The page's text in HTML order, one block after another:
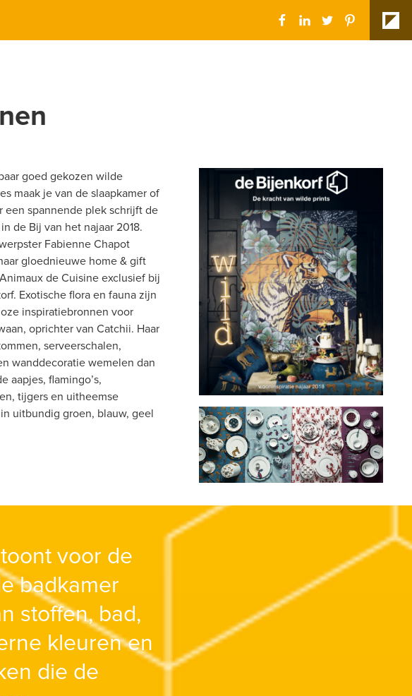
goed gekozen wilde
maak je van de slaapkamer of
een spannende plek schrijft de
de Bij van het najaar 2018.
Fabienne Chapot
gloednieuwe home & gift
de Cuisine exclusief bij
Exotische flora en fauna zijn
inspiratiebronnen voor
oprichter van Catchii. Haar
serveerschalen,
wanddecoratie wemelen dan
aapjes, flamingo’s,
tijgers en uitheemse
uitbundig groen, blauw, geel
voor de
badkamer
stoffen, bad,
kleuren en
die de